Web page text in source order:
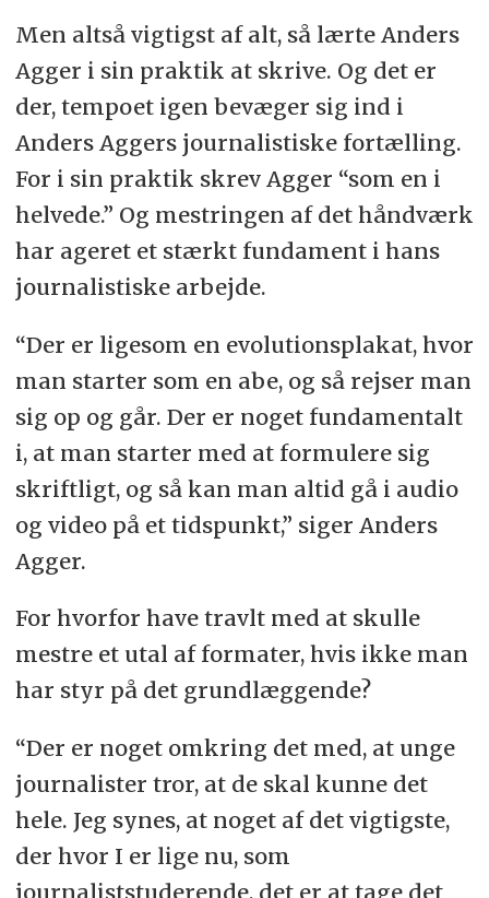
Men altså vigtigst af alt, så lærte Anders
Agger i sin praktik at skrive. Og det er
der, tempoet igen bevæger sig ind i
Anders Aggers journalistiske fortælling.
For i sin praktik skrev Agger “som en i
helvede.” Og mestringen af det håndværk
har ageret et stærkt fundament i hans
journalistiske arbejde.
“Der er ligesom en evolutionsplakat, hvor
man starter som en abe, og så rejser man
sig op og går. Der er noget fundamentalt
i, at man starter med at formulere sig
skriftligt, og så kan man altid gå i audio
og video på et tidspunkt,” siger Anders
Agger.
For hvorfor have travlt med at skulle
mestre et utal af formater, hvis ikke man
har styr på det grundlæggende?
“Der er noget omkring det med, at unge
journalister tror, at de skal kunne det
hele. Jeg synes, at noget af det vigtigste,
der hvor I er lige nu, som
journaliststuderende, det er at tage det